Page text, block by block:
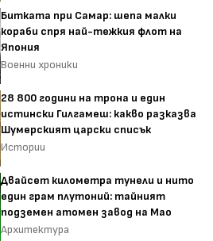
Битката при Самар: шепа малки
кораби спря най-тежкия флот на
Япония
Военни хроники
28 800 години на трона и един
истински Гилгамеш: какво разказва
Шумерският царски списък
Истории
Двайсет километра тунели и нито
един грам плутоний: тайният
подземен атомен завод на Мао
Архитектура